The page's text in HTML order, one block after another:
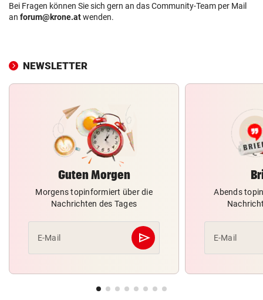
Bei Fragen können Sie sich gern an das Community-Team per Mail
an forum@krone.atwenden.
NEWSLETTER
Guten Morgen
Morgens topinformiert über die
Nachrichten des Tages
E-Mail send
Abschicken
Abends
E-Mail